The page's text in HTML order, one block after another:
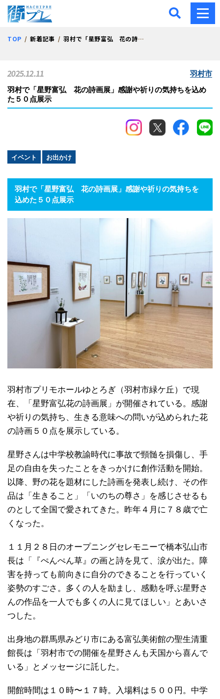
街プレ -東京・西多摩の
TOP 新着記事 羽村で「星野富弘 花の詩画展」感謝や祈りの気持ちを込めた５０点展示
羽村で「星野富弘 花の詩画展」感謝や祈りの気持ちを込め
た５０点展示
イベント お出かけ
2025.12.11 羽村市
羽村で「星野富弘 花の詩画展」感謝や祈りの気持ちを
込めた５０点展示
羽村市プリモホールゆとろぎ（羽村市緑ケ丘）で現
在、「星野富弘花の詩画展」が開催されている。感謝
や祈りの気持ち、生きる意味への問いが込められた花
の詩画５０点を展示している。
星野さんは中学校教諭時代に事故で頸髄を損傷し、手
足の自由を失ったことをきっかけに創作活動を開始。
以降、野の花を題材にした詩画を発表し続け、その作
品は「生きること」「いのちの尊さ」を感じさせるも
のとして全国で愛されてきた。昨年４月に７８歳で亡
くなった。
１１月２８日のオープニングセレモニーで橋本弘山市
長は「『ぺんぺん草』の画と詩を見て、涙が出た。障
害を持っても前向きに自分のできることを行っていく
姿勢のすごさ。多くの人を励まし、感動を呼ぶ星野さ
んの作品を一人でも多くの人に見てほしい」とあいさ
つした。
出身地の群馬県みどり市にある富弘美術館の聖生清重
館長は「羽村市での開催を星野さんも天国から喜んで
いる」とメッセージに託した。
開館時間は１０時〜１７時。入場料は５００円。中学